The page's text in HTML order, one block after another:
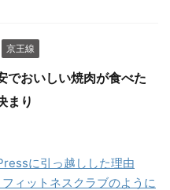
京王線
でおいしい焼肉が食べた
まり
に引っ越しした理由
フィットネスクラブのように